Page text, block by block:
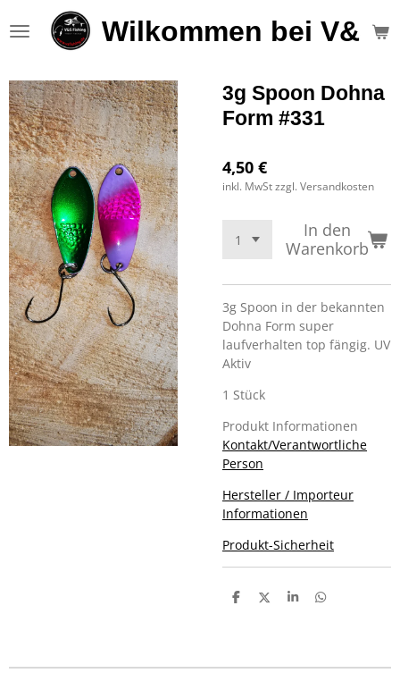
Hauptinhalt
Wilkommen bei V&S
3g Spoon Dohna
Form #331
4,50 €
inkl. MwSt zzgl. Versandkosten
In den
Warenkorb
3g Spoon in der bekannten
Dohna Form super
laufverhalten top fängig. UV
Aktiv
1 Stück
Produkt Informationen
Kontakt/Verantwortliche
Person
Hersteller / Importeur
Informationen
Produkt-Sicherheit
T
n
T
n
T
n
T
n